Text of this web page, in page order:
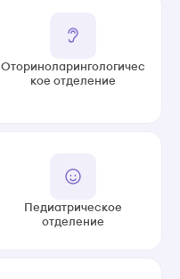
Оториноларингологичес
кое отделение
Педиатрическое
отделение